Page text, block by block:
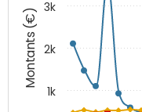
Montants (€)
1k
2k
3k